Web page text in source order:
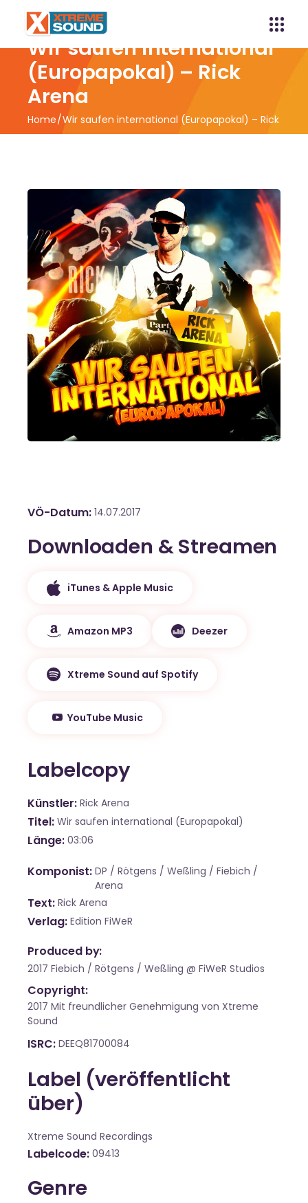
Wir saufen international
(Europapokal) – Rick
Arena
Home Wir saufen international (Europapokal) – Rick
Arena
VÖ-Datum 14.07.2017
Downloaden & Streamen
iTunes & Apple Music
Amazon MP3 Deezer
Xtreme Sound auf Spotify
YouTube Music
Labelcopy
Künstler Rick Arena
Titel Wir saufen international (Europapokal)
Länge 03:06
Komponist DP / Rötgens / Weßling / Fiebich /
Arena
Text Rick Arena
Verlag Edition FiWeR
Produced by:
2017 Fiebich / Rötgens / Weßling @ FiWeR Studios
Copyright:
2017 Mit freundlicher Genehmigung von Xtreme
Sound
ISRC DEEQ81700084
Label (veröffentlicht
über)
Xtreme Sound Recordings
Labelcode 09413
Genre